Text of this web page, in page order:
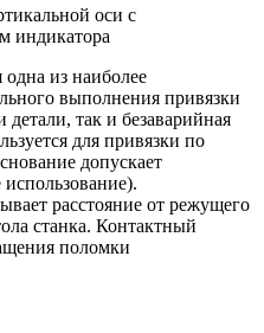
оси с
индикатора
одна из наиболее
выполнения привязки
детали, так и безаварийная
для привязки по
допускает
расстояние от режущего
станка. Контактный
поломки